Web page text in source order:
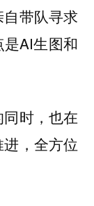
带队寻求
AI生图和
时，也在
，全方位